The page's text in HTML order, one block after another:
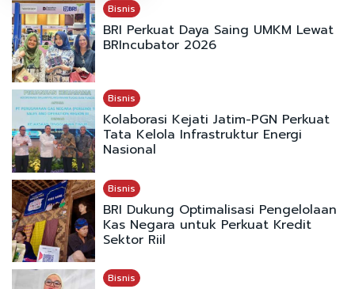
Bisnis
BRI Perkuat Daya Saing UMKM Lewat
BRIncubator 2026
Bisnis
Kolaborasi Kejati Jatim-PGN Perkuat
Tata Kelola Infrastruktur Energi
Nasional
Bisnis
BRI Dukung Optimalisasi Pengelolaan
Kas Negara untuk Perkuat Kredit
Sektor Riil
Bisnis